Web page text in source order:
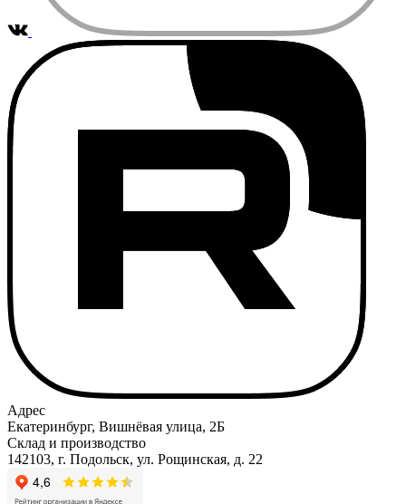
Адрес
Екатеринбург, Вишнёвая улица, 2Б
Склад и производство
142103, г. Подольск, ул. Рощинская, д. 22